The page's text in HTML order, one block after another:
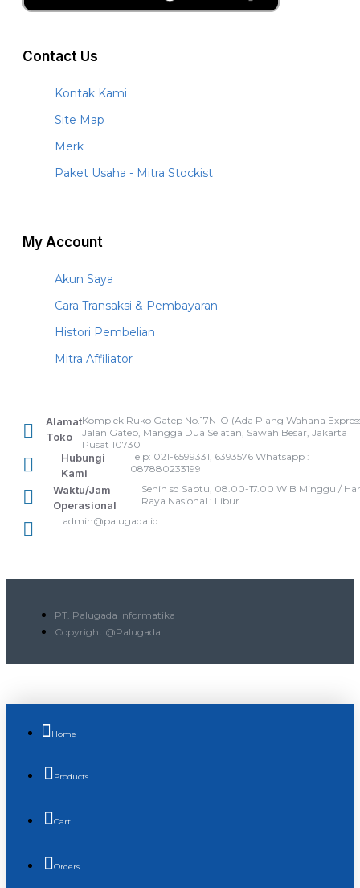
Contact Us
Kontak Kami
Site Map
Merk
Paket Usaha - Mitra Stockist
My Account
Akun Saya
Cara Transaksi & Pembayaran
Histori Pembelian
Mitra Affiliator
Alamat
Toko
Komplek Ruko Gatep No.17N-O (Ada Plang Wahana
Jalan Gatep, Mangga Dua Selatan, Sawah Besar, Jakarta
Pusat 10730
Hubungi
Kami
Telp: 021-6599331, 6393576 Whatsapp :
087880233199
Waktu/Jam
Operasional
Senin sd Sabtu, 08.00-17.00 WIB Minggu /
Raya Nasional : Libur
admin@palugada.id
PT. Palugada Informatika
Copyright @Palugada
Home
Products
Cart
Orders